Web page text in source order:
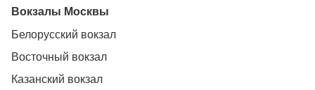
Вокзалы Москвы
Белорусский вокзал
Восточный вокзал
Казанский вокзал